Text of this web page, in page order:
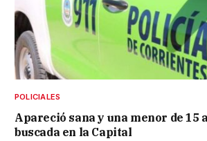
POLICIALES
Apareció sana y una menor de 15
buscada en la Capital